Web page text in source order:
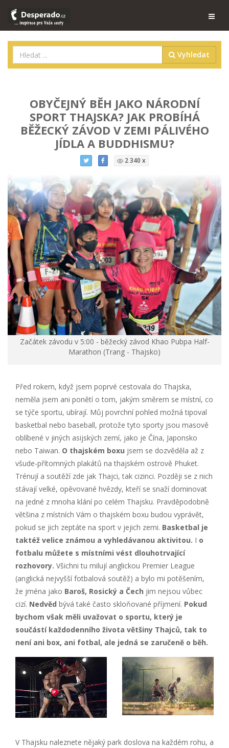
Vyhledat
OBYČEJNÝ BĚH JAKO NÁRODNÍ
SPORT THAJSKA? JAK PROBÍHÁ
BĚŽECKÝ ZÁVOD V ZEMI PÁLIVÉHO
JÍDLA A BUDDHISMU?
2 340 x
Začátek závodu v 5:00 - běžecký závod Khao Pubpa Half-
Marathon (Trang - Thajsko)
Před rokem, když jsem poprvé cestovala do Thajska,
neměla jsem ani ponětí o tom, jakým směrem se místní, co
se týče sportu, ubírají. Můj povrchní pohled možná tipoval
basketbal nebo baseball, protože tyto sporty jsou masově
oblíbené v jiných asijských zemí, jako je Čína, Japonsko
nebo Taiwan. O thajském boxu jsem se dozvěděla až z
všude-přítomných plakátů na thajském ostrově Phuket.
Trénují a soutěží zde jak Thajci, tak cizinci. Později se z nich
stávají velké, opěvované hvězdy, kteří se snaží dominovat
na jedné z mnoha klání po celém Thajsku. Pravděpodobně
většina z místních Vám o thajském boxu budou vyprávět,
pokud se jich zeptáte na sport v jejich zemi. Basketbal je
taktéž velice známou a vyhledávanou aktivitou. I o
fotbalu můžete s místními vést dlouhotrvající
rozhovory. Všichni tu milují anglickou Premier League
(anglická nejvyšší fotbalová soutěž) a bylo mi potěšením,
že jména jako Baroš, Rosický a Čech jim nejsou vůbec
cizí. Nedvěd bývá také často skloňované příjmení. Pokud
bychom však měli uvažovat o sportu, který je
součástí každodenního života většiny Thajců, tak to
není ani box, ani fotbal, ale jedná se zaručeně o běh.
V Thajsku naleznete nějaký park doslova na každém rohu, a